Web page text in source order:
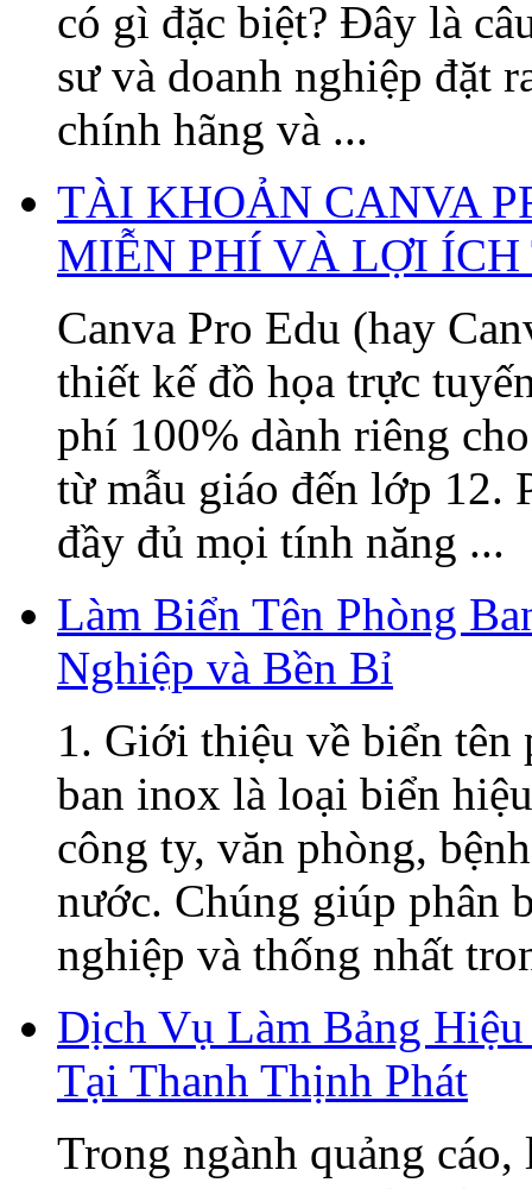
có gì đặc biệt? Đây là
sư và doanh nghiệp đặt
chính hãng và ...
TÀI KHOẢN CANVA
MIỄN PHÍ VÀ LỢI
Canva Pro Edu (hay
thiết kế đồ họa trực
phí 100% dành riêng
từ mẫu giáo đến lớp 12.
đầy đủ mọi tính năng ...
Làm Biển Tên Phòng
Nghiệp và Bền Bỉ
1. Giới thiệu về biển tên
ban inox là loại biển
công ty, văn phòng,
nước. Chúng giúp phân
nghiệp và thống nhất
Dịch Vụ Làm Bảng
Tại Thanh Thịnh Phát
Trong ngành quảng